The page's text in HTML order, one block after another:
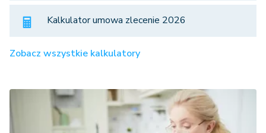
Kalkulator umowa zlecenie 2026
Zobacz wszystkie kalkulatory